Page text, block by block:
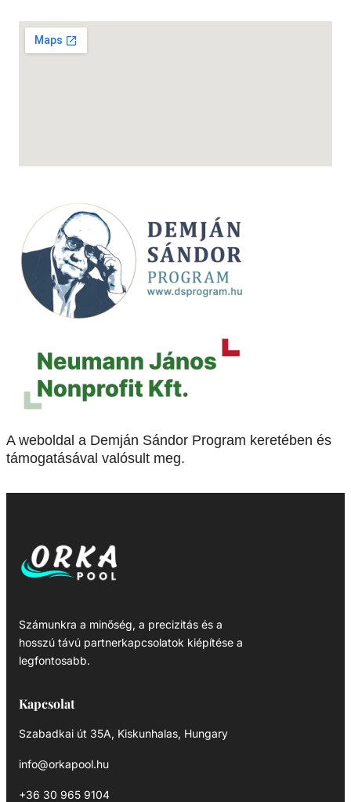
A weboldal a Demján Sándor Program keretében és
támogatásával valósult meg.
Számunkra a minőség, a precizitás és a
hosszú távú partnerkapcsolatok kiépítése a
legfontosabb.
Kapcsolat
Szabadkai út 35A, Kiskunhalas, Hungary
info@orkapool.hu
+36 30 965 9104